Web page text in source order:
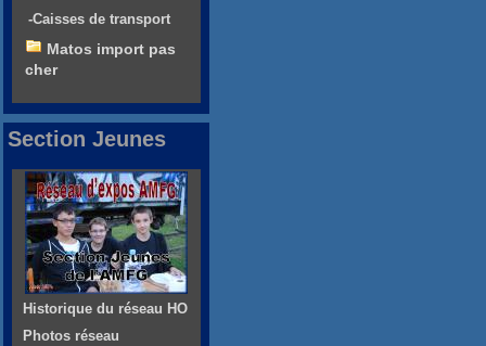
-Caisses de transport
Matos import pas
cher
Section Jeunes
Historique du réseau HO
Photos réseau